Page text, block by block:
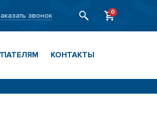
звонок 0
КОНТАКТЫ